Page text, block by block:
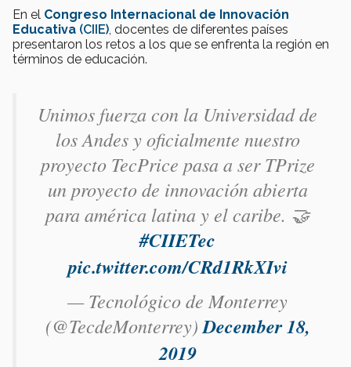
En el Congreso Internacional de Innovación
Educativa (CIIE) , docentes de diferentes países
presentaron los retos a los que se enfrenta la región en
términos de educación.
Unimos fuerza con la Universidad de
los Andes y oficialmente nuestro
proyecto TecPrice pasa a ser TPrize
un proyecto de innovación abierta
para américa latina y el caribe. 🤝
#CIIETec
pic.twitter.com/CRd1RkXIvi
— Tecnológico de Monterrey
(@TecdeMonterrey) December 18,
2019